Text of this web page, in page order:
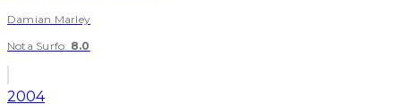
Damian Marley
Nota Surfo: 8.0
2004